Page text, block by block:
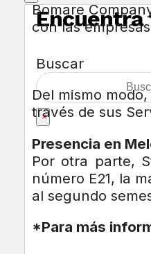
Encuentra
Buscar
×
Bomare
con las
Del mismo
través de sus
Presencia en
Por otra parte,
número E21, la
al segundo
*Para más